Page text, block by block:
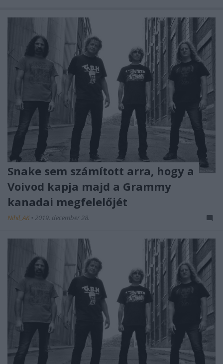
Snake sem számított arra, hogy a
Voivod kapja majd a Grammy
kanadai megfelelőjét
Nihil_AK • 2019. december 28.